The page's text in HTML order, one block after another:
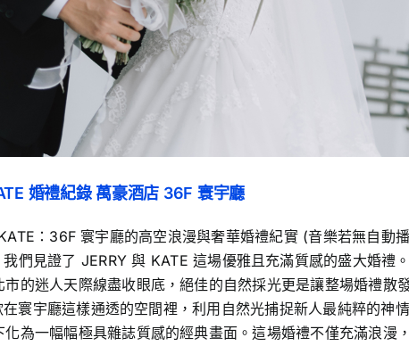
婚禮紀錄 萬豪酒店 36F 寰宇廳
：36F 寰宇廳的高空浪漫與奢華婚禮紀實 (音樂若無自
們見證了 JERRY 與 KATE 這場優雅且充滿質感的盛大婚禮
的迷人天際線盡收眼底，絕佳的自然採光更是讓整場婚禮
寰宇廳這樣通透的空間裡，利用自然光捕捉新人最純粹的
化為一幅幅極具雜誌質感的經典畫面。這場婚禮不僅充滿浪